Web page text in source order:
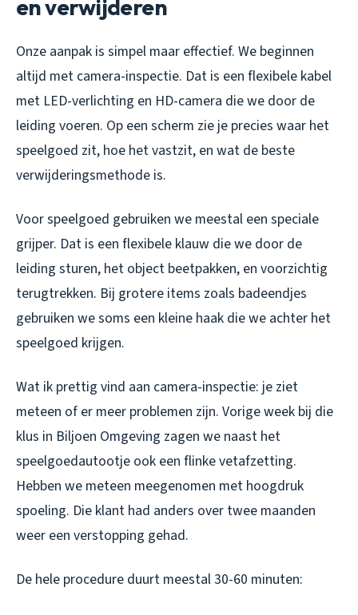
en verwijderen
Onze aanpak is simpel maar effectief. We beginnen
altijd met camera-inspectie. Dat is een flexibele kabel
met LED-verlichting en HD-camera die we door de
leiding voeren. Op een scherm zie je precies waar het
speelgoed zit, hoe het vastzit, en wat de beste
verwijderingsmethode is.
Voor speelgoed gebruiken we meestal een speciale
grijper. Dat is een flexibele klauw die we door de
leiding sturen, het object beetpakken, en voorzichtig
terugtrekken. Bij grotere items zoals badeendjes
gebruiken we soms een kleine haak die we achter het
speelgoed krijgen.
Wat ik prettig vind aan camera-inspectie: je ziet
meteen of er meer problemen zijn. Vorige week bij die
klus in Biljoen Omgeving zagen we naast het
speelgoedautootje ook een flinke vetafzetting.
Hebben we meteen meegenomen met hoogdruk
spoeling. Die klant had anders over twee maanden
weer een verstopping gehad.
De hele procedure duurt meestal 30-60 minuten: